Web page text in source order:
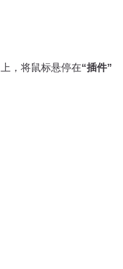
上，将鼠标悬停在“插件”